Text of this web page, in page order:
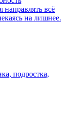
направлять всё
на лишнее.
подростка,